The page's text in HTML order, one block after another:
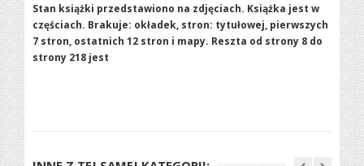
Stan książki przedstawiono na zdjęciach. Książka jest w
częściach. Brakuje: okładek, stron: tytułowej, pierwszych
7 stron, ostatnich 12 stron i mapy. Reszta od strony 8 do
strony 218 jest